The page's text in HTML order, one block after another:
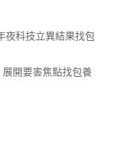
夜科技立異結果找包
開要害焦點找包養